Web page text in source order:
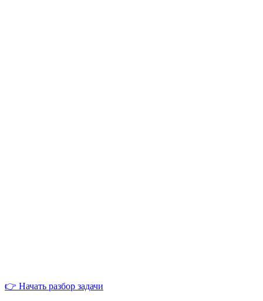
👉 Начать разбор задачи